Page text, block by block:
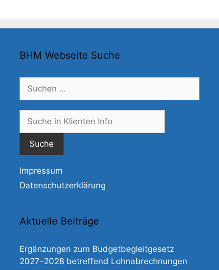
BHM Webseite Suche
Suchen
nach:
Impressum
Datenschutzerklärung
Aktuelle Beiträge
Ergänzungen zum Budgetbegleitgesetz
2027–2028 betreffend Lohnabrechnungen